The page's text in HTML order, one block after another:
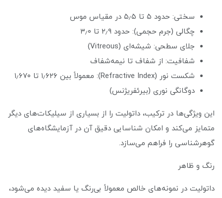
سختی: حدود ۵ تا ۵٫۵ در مقیاس موس
چگالی (جرم حجمی): حدود ۲٫۹ تا ۳٫۰
جلای سطحی: شیشه‌ای (Vitreous)
شفافیت: از شفاف تا نیمه‌شفاف
شکست نور (Refractive Index): معمولاً بین ۱٫۶۲۶ تا ۱٫۶۷۰
دوگانگی نوری (بیرئفریژنس)
این ویژگی‌ها در ترکیب، داتولیت را از بسیاری از سیلیکات‌های دیگر
متمایز می‌کند و امکان شناسایی دقیق آن در آزمایشگاه‌های
گوهرشناسی را فراهم می‌سازد.
رنگ و ظاهر
داتولیت در نمونه‌های خالص معمولاً بی‌رنگ یا سفید دیده می‌شود،